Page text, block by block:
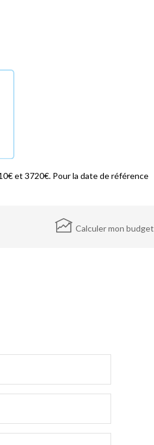
et 3720€. Pour la date de référence
Calculer mon budget